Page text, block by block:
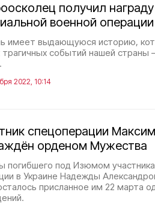
получил награду
военной операции
имеет выдающуюся историю,
событий нашей страны
2022, 10:14
спецоперации
орденом Мужества
погибшего под Изюмом
в Украине Надежды
присланное им 22 марта